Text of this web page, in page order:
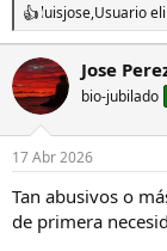
R
e
a
c
c
i
o
n
e
s
:
luisjose,Usuario
Jose
bio-jubilado
17 Abr 2026
Tan abusivos o
de primera